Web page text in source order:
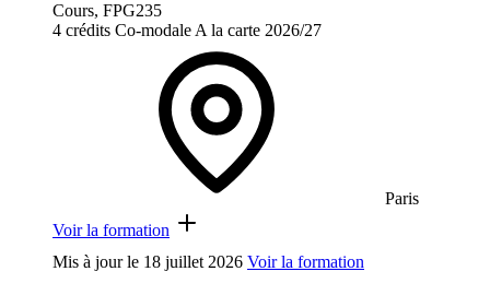
Cours, FPG235
4 crédits Co-modale A la carte 2026/27
Paris
Voir la formation
Mis à jour le 18 juillet 2026 Voir la formation